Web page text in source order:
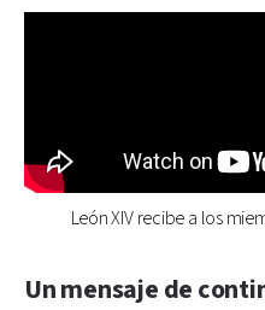
León XIV recibe a los
Un mensaje de